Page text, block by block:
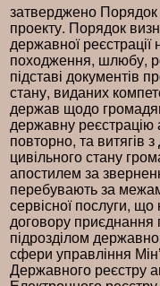
затверджено Порядок
проекту. Порядок
державної реєстрації
походження, шлюбу,
підставі документів
стану, виданих
держав щодо
державну реєстрацію
повторно, та витягів
цивільного стану
апостилем за
перебувають за
сервісної послуги, що
договору приєднання
підрозділом
сфери управління
Державного реєстру